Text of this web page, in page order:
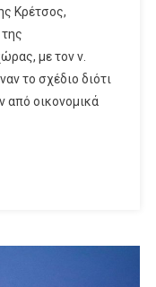
Κρέτσος,
με τον ν.
το σχέδιο διότι
από οικονομικά